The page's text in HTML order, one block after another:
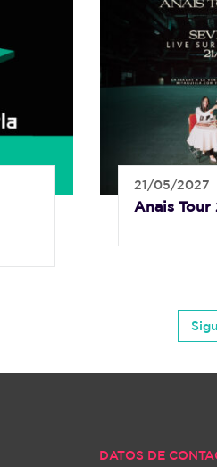
21/05/2027
Anais Tour
DATOS DE